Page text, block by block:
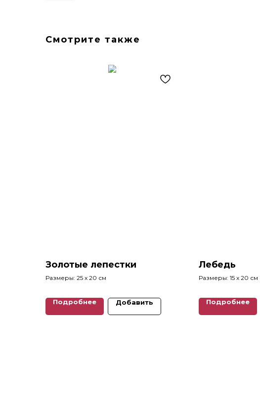
Смотрите также
Золотые лепестки
Размеры: 25 x 20 см
Подробнее Добавить
Лебедь
Размеры: 15 x 20 см
Подробнее